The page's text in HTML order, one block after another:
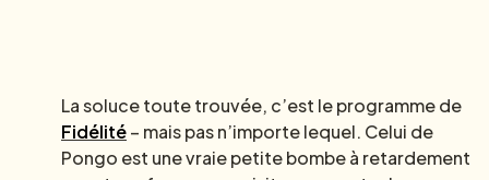
La soluce toute trouvée, c’est le programme de
Fidélité– mais pas n’importe lequel. Celui de
Pongo est une vraie petite bombe à retardement